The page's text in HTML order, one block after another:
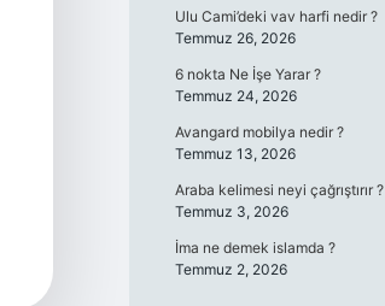
Ulu Cami’deki vav harfi nedir ?
Temmuz 26, 2026
6 nokta Ne İşe Yarar ?
Temmuz 24, 2026
Avangard mobilya nedir ?
Temmuz 13, 2026
Araba kelimesi neyi çağrıştırır ?
Temmuz 3, 2026
İma ne demek islamda ?
Temmuz 2, 2026